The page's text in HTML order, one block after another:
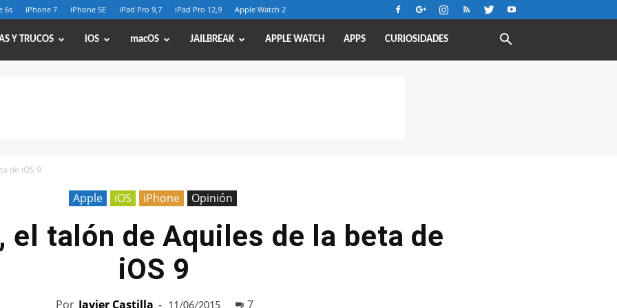
6s iPhone 7 iPhone SE iPad Pro 9,7 iPad Pro 12,9 Apple Watch 2
Y TRUCOS iOS macOS JAILBREAK APPLE WATCH APPS CURIOSIDADES
de iOS 9
Apple iOS iPhone Opinión
el talón de Aquiles de la beta de
iOS 9
Por Javier Castilla - 7